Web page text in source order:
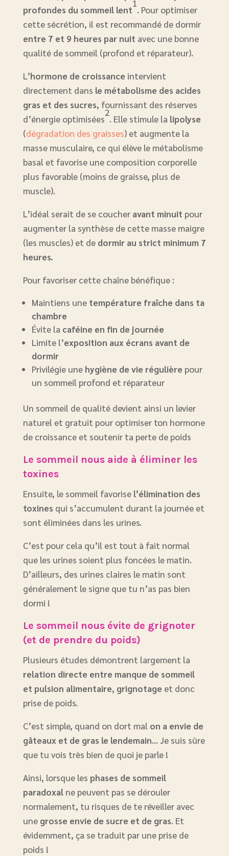
profondes du sommeil lent
1
. Pour optimiser
cette sécrétion, il est recommandé de dormir
entre 7 et 9 heures par nuit avec une bonne
qualité de sommeil (profond et réparateur).
L’hormone de croissance intervient
directement dans le métabolisme des acides
gras et des sucres, fournissant des réserves
d’énergie optimisées
2
. Elle stimule la lipolyse
(dégradation des graisses) et augmente la
masse musculaire, ce qui élève le métabolisme
basal et favorise une composition corporelle
plus favorable (moins de graisse, plus de
muscle).
L’idéal serait de se coucher avant minuit pour
augmenter la synthèse de cette masse maigre
(les muscles) et de dormir au strict minimum 7
heures.
Pour favoriser cette chaîne bénéfique :
Maintiens une température fraîche dans ta
chambre
Évite la caféine en fin de journée
Limite l’exposition aux écrans avant de
dormir
Privilégie une hygiène de vie régulière pour
un sommeil profond et réparateur
Un sommeil de qualité devient ainsi un levier
naturel et gratuit pour optimiser ton hormone
de croissance et soutenir ta perte de poids
Le sommeil nous aide à éliminer les
toxines
Ensuite, le sommeil favorise l’élimination des
toxines qui s’accumulent durant la journée et
sont éliminées dans les urines.
C’est pour cela qu’il est tout à fait normal
que les urines soient plus foncées le matin.
D’ailleurs, des urines claires le matin sont
généralement le signe que tu n’as pas bien
dormi !
Le sommeil nous évite de grignoter
(et de prendre du poids)
Plusieurs études démontrent largement la
relation directe entre manque de sommeil
et pulsion alimentaire, grignotage et donc
prise de poids.
C’est simple, quand on dort mal on a envie de
gâteaux et de gras le lendemain… Je suis sûre
que tu vois très bien de quoi je parle !
Ainsi, lorsque les phases de sommeil
paradoxal ne peuvent pas se dérouler
normalement, tu risques de te réveiller avec
une grosse envie de sucre et de gras. Et
évidemment, ça se traduit par une prise de
poids !